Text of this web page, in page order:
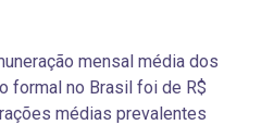
mensal média dos
formal no Brasil foi de R$
médias prevalentes